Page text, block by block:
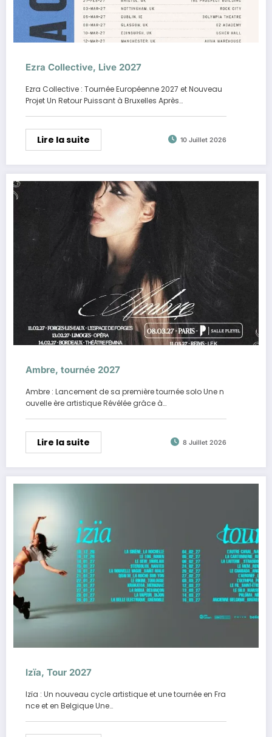
Ezra Collective, Live 2027
Ezra Collective : Tournée Européenne 2027 et Nouveau
Projet Un Retour Puissant à Bruxelles Après…
Lire la suite 10 Juillet 2026
Ambre, tournée 2027
Ambre : Lancement de sa première tournée solo Une n
ouvelle ère artistique Révélée grâce à…
Lire la suite 8 Juillet 2026
Izïa, Tour 2027
Izïa : Un nouveau cycle artistique et une tournée en Fra
nce et en Belgique Une…